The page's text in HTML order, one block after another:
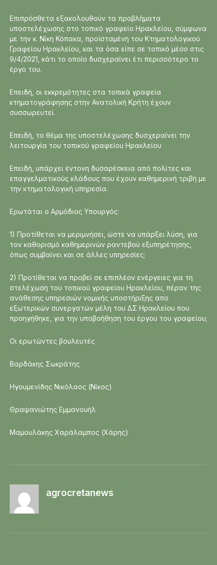
Επιπρόσθετα εξακολουθούν τα προβλήματα
υποστελέχωσης στο τοπικό γραφείο Ηρακλείου, σύμφωνα
με την κ. Νίκη Κόπακα, προϊσταμένη του Κτηματολογικού
Γραφείου Ηρακλείου, και τα όσα είπε σε τοπικό μέσο στις
9/4/2021, κάτι το οποίο δυσχεραίνει έτι περισσότερο το
έργο του.
Επειδή, οι εκκρεμότητες στα τοπικά γραφεία
κτηματογράφησης στην Ανατολική Κρήτη έχουν
συσσωρευτεί.
Επειδή, το θέμα της υποστελέχωσης δυσχεραίνει την
λειτουργία του τοπικού γραφείου Ηρακλείου
Επειδή, υπάρχει έντονη δυσαρέσκεια από πολίτες και
επαγγελματικούς κλάδους που έχουν καθημερινή τριβή με
την κτηματολογική υπηρεσία.
Ερωτάται ο Αρμόδιος Υπουργός:
1) Προτίθεται να μεριμνήσει, ώστε να υπάρξει λύση, για
τον καθορισμό καθημερινών ραντεβού εξυπηρέτησης,
όπως συμβαίνει και σε άλλες υπηρεσίες;
2) Προτίθεται να προβεί σε επιπλέον ενέργειες για τη
στελέχωση του τοπικού γραφείου Ηρακλείου, πέραν της
ανάθεσης υπηρεσιών νομικής υποστήριξης απο
εξωτερικών συνεργατών μέλη του ΔΣ Ηρακλείου που
προηγήθηκε, για την υποβοήθηση του έργου του γραφείου;
Οι ερωτώντες βουλευτές
Βαρδάκης Σωκράτης
Ηγουμενίδης Νικόλαος (Νίκος)
Θραψανιώτης Εμμανουήλ
Μαμουλάκης Χαράλαμπος (Χάρης)
agrocretanews